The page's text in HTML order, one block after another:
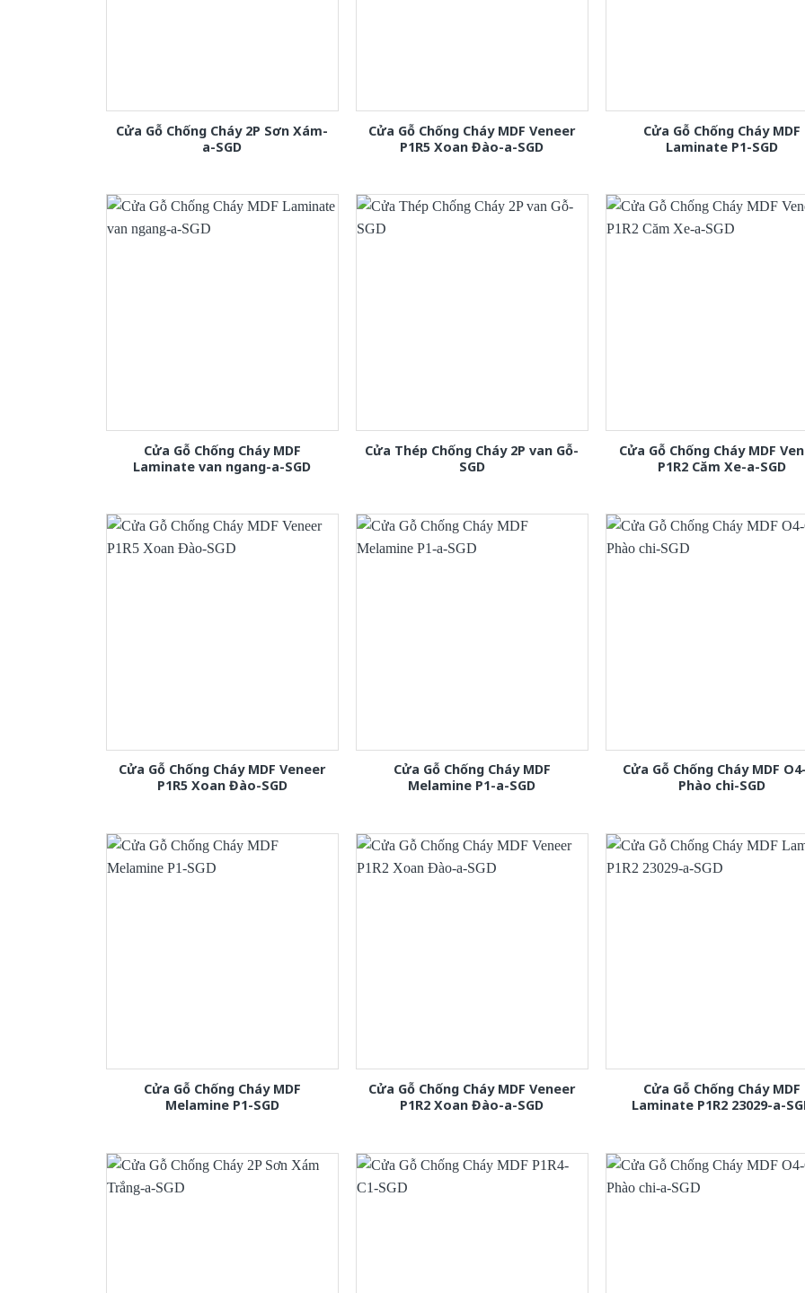
Cửa Gỗ Chống Cháy 2P Sơn Xám-
a-SGD
Cửa Gỗ Chống Cháy MDF Veneer
P1R5 Xoan Đào-a-SGD
Cửa Gỗ Chống Cháy MDF
Laminate P1-SGD
Cửa Gỗ Chống Cháy MDF
Laminate van ngang-a-SGD
Cửa Thép Chống Cháy 2P van Gỗ-
SGD
Cửa Gỗ Chống Cháy MDF
P1R2 Căm Xe-a-SGD
Cửa Gỗ Chống Cháy MDF Veneer
P1R5 Xoan Đào-SGD
Cửa Gỗ Chống Cháy MDF
Melamine P1-a-SGD
Cửa Gỗ Chống Cháy MDF
Phào chi-SGD
Cửa Gỗ Chống Cháy MDF
Melamine P1-SGD
Cửa Gỗ Chống Cháy MDF Veneer
P1R2 Xoan Đào-a-SGD
Cửa Gỗ Chống Cháy MDF
Laminate P1R2 23029-a-